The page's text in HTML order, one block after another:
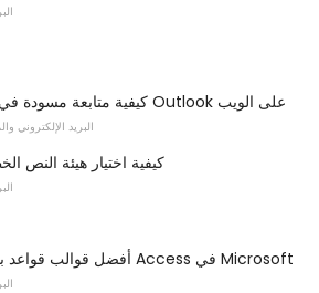
كيفية متابعة مسودة في بريد Outlook على الويب
البريد الإلكتروني
كيفية اختيار هيئة النص
أفضل قوالب قواعد بيانات Access في Microsoft